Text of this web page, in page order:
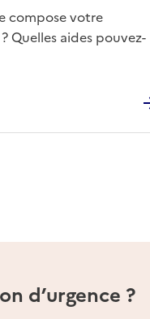
compose votre
Quelles aides pouvez-
d’urgence ?